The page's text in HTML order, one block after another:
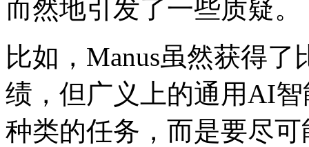
而然地引发了一些质疑。
比如，Manus虽然获得
绩，但广义上的通用AI
种类的任务，而是要尽